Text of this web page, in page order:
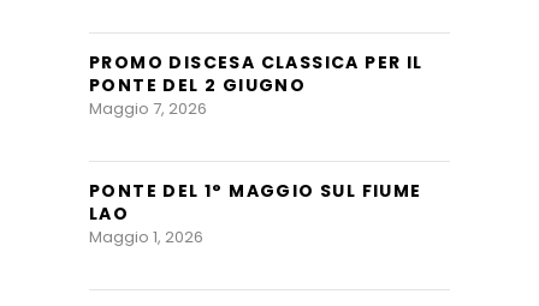
PROMO DISCESA CLASSICA PER IL
PONTE DEL 2 GIUGNO
Maggio 7, 2026
PONTE DEL 1° MAGGIO SUL FIUME
LAO
Maggio 1, 2026